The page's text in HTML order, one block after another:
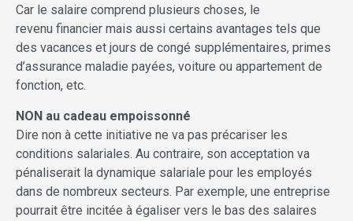
Car le salaire comprend plusieurs choses, le
revenu financier mais aussi certains avantages tels que
des vacances et jours de congé supplémentaires, primes
d’assurance maladie payées, voiture ou appartement de
fonction, etc.
NON au cadeau empoissonné
Dire non à cette initiative ne va pas précariser les
conditions salariales. Au contraire, son acceptation va
pénaliserait la dynamique salariale pour les employés
dans de nombreux secteurs. Par exemple, une entreprise
pourrait être incitée à égaliser vers le bas des salaires